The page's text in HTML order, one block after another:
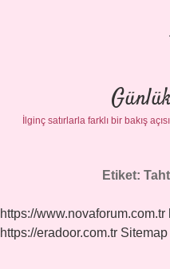
İlginç satırlarla farklı bir bakış
Etiket:
https://www.novaforum.com.tr
https://eradoor.com.tr Sitemap